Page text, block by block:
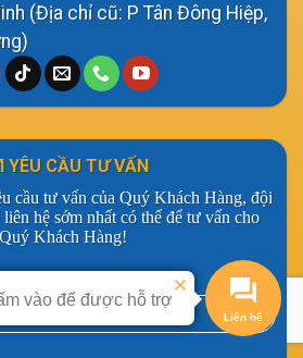
(Địa chỉ cũ: P Tân Đông Hiệp,
YÊU CẦU TƯ VẤN
cầu tư vấn của Quý Khách Hàng, đội
hệ sớm nhất có thể để tư vấn cho
Quý Khách Hàng!
vào để được hỗ trợ